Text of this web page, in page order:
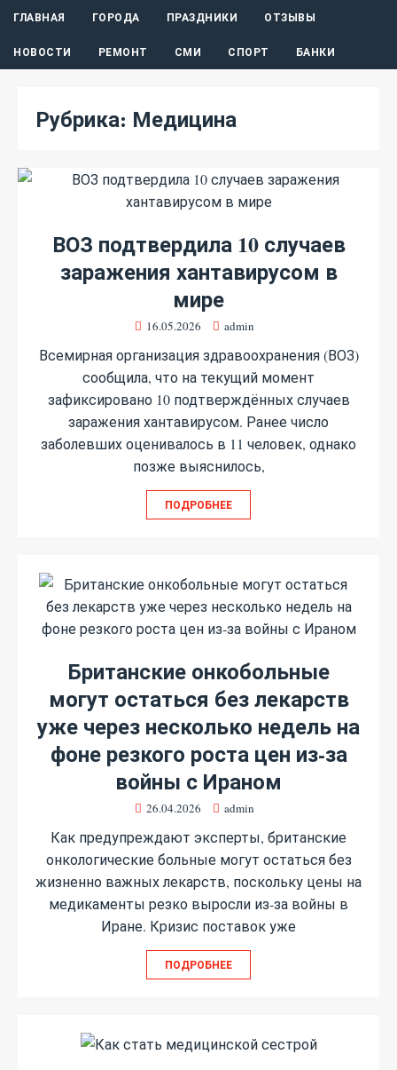
ГЛАВНАЯ ГОРОДА ПРАЗДНИКИ ОТЗЫВЫ
НОВОСТИ РЕМОНТ СМИ СПОРТ БАНКИ
Рубрика: Медицина
ВОЗ подтвердила 10 случаев
заражения хантавирусом в
мире
16.05.2026 admin
Всемирная организация здравоохранения (ВОЗ)
сообщила, что на текущий момент
зафиксировано 10 подтверждённых случаев
заражения хантавирусом. Ранее число
заболевших оценивалось в 11 человек, однако
позже выяснилось,
ПОДРОБНЕЕ
Британские онкобольные
могут остаться без лекарств
уже через несколько недель на
фоне резкого роста цен из-за
войны с Ираном
26.04.2026 admin
Как предупреждают эксперты, британские
онкологические больные могут остаться без
жизненно важных лекарств, поскольку цены на
медикаменты резко выросли из-за войны в
Иране. Кризис поставок уже
ПОДРОБНЕЕ